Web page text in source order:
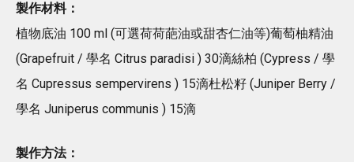
製作材料：
植物底油 100 ml (可選荷荷葩油或甜杏仁油等)葡萄柚精油
(Grapefruit / 學名 Citrus paradisi ) 30滴絲柏 (Cypress / 學
名 Cupressus sempervirens ) 15滴杜松籽 (Juniper Berry /
學名 Juniperus communis ) 15滴
製作方法：